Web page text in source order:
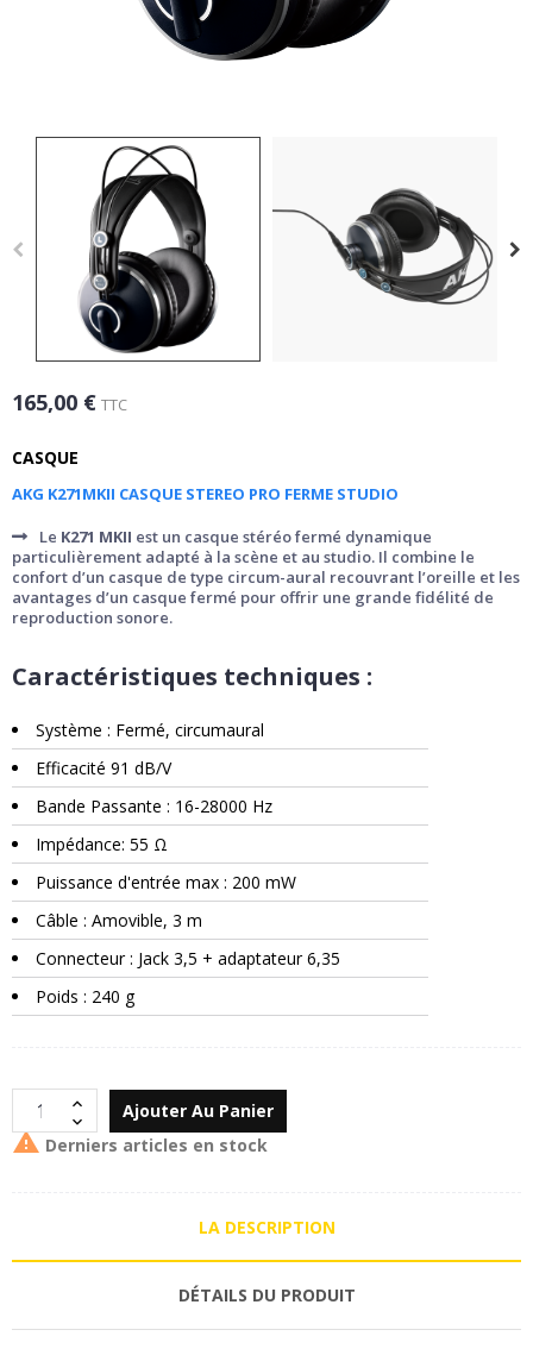
165,00 € TTC
CASQUE
AKG K271MKII CASQUE STEREO PRO FERME STUDIO
Le K271 MKII est un casque stéréo fermé dynamique
particulièrement adapté à la scène et au studio. Il combine le
confort d’un casque de type circum-aural recouvrant l’oreille et les
avantages d’un casque fermé pour offrir une grande fidélité de
reproduction sonore.
Caractéristiques techniques :
Système : Fermé, circumaural
Efficacité 91 dB/V
Bande Passante : 16-28000 Hz
Impédance: 55 Ω
Puissance d'entrée max : 200 mW
Câble : Amovible, 3 m
Connecteur : Jack 3,5 + adaptateur 6,35
Poids : 240 g
Ajouter Au Panier
 Derniers articles en stock
LA DESCRIPTION
DÉTAILS DU PRODUIT